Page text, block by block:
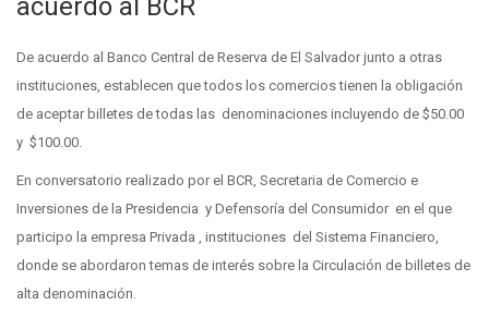
acuerdo al BCR
De acuerdo al Banco Central de Reserva de El Salvador junto a otras
instituciones, establecen que todos los comercios tienen la obligación
de aceptar billetes de todas las denominaciones incluyendo de $50.00
y $100.00.
En conversatorio realizado por el BCR, Secretaria de Comercio e
Inversiones de la Presidencia y Defensoría del Consumidor en el que
participo la empresa Privada , instituciones del Sistema Financiero,
donde se abordaron temas de interés sobre la Circulación de billetes de
alta denominación.